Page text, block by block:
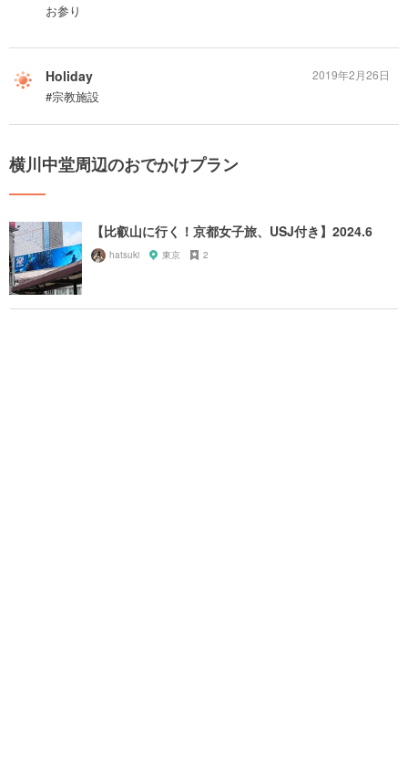
お参り
Holiday
#宗教施設
2019年2月26日
横川中堂周辺のおでかけプラン
【比叡山に行く！京都女子旅、USJ付き】2024.6
hatsuki 東京 2